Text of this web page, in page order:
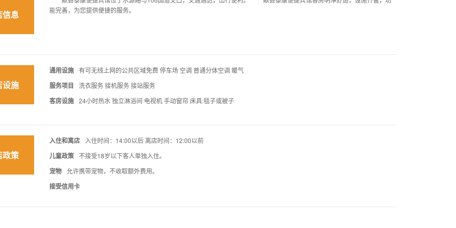
信息
能完善，为您提供便捷的服务。
设施
通用设施 有可无线上网的公共区域免费 停车场 空调 普通分体空调 暖气
服务项目 洗衣服务 接机服务 接站服务
客房设施 24小时热水 独立淋浴间 电视机 手动窗帘 床具:毯子或被子
政策
入住和离店 入住时间：14:00以后 离店时间：12:00以前
儿童政策 不接受18岁以下客人单独入住。
宠物 允许携带宠物，不收取额外费用。
接受信用卡